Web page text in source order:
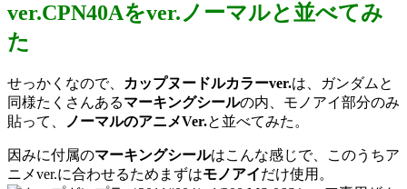
ver.CPN40Aをver.ノーマルと並べてみ
た
せっかくなので、 カップヌードルカラーver.は、ガンダムと
同様たくさんあるマーキングシールの内、モノアイ部分のみ
貼って、
ノーマルのアニメVer.と並べてみた。
因みに付属のマーキングシールはこんな感じで、このうちア
ニメver.に合わせるためまずはモノアイだけ使用。